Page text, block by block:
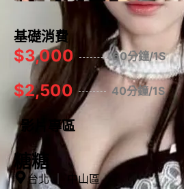
基礎消費
$3,000 60分鐘/1S
$2,500 40分鐘/1S
影片專區
糖糖
台北 中山區